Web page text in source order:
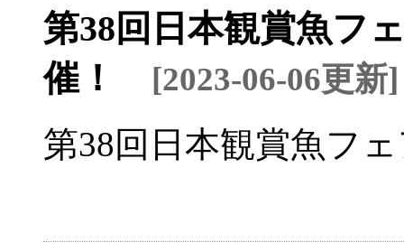
第38回日本観賞魚フ
催！ [2023-06-06更新]
第38回日本観賞魚フ